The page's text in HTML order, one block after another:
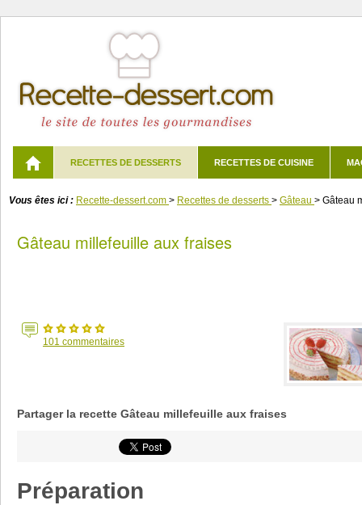
RECETTES DE DESSERTS RECETTES DE CUISINE
Vous êtes ici : Recette-dessert.com > Recettes de desserts > Gâteau > Gâteau
Gâteau millefeuille aux fraises
101 commentaires
Partager la recette Gâteau millefeuille aux fraises
Préparation